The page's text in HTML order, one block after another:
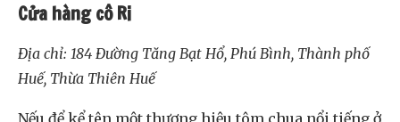
Cửa hàng cô Ri
Địa chỉ: 184 Đường Tăng Bạt Hổ, Phú Bình, Thành phố
Huế, Thừa Thiên Huế